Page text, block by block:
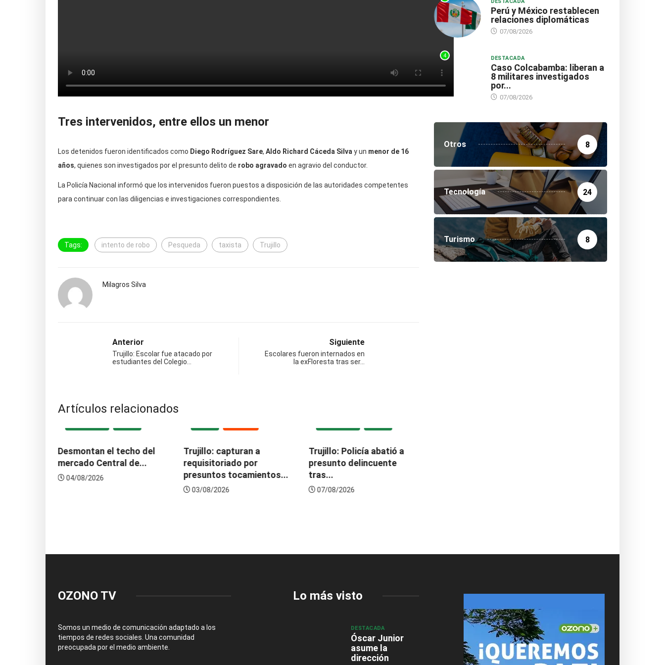
Tres intervenidos, entre ellos un menor
Los detenidos fueron identificados como Diego Rodríguez Sare, Aldo Richard Cáceda Silvay un menor de 16
años, quienes son investigados por el presunto delito de robo agravado en agravio del conductor.
La Policía Nacional informó que los intervenidos fueron puestos a disposición de las autoridades competentes
para continuar con las diligencias e investigaciones correspondientes.
Tags: intento de robo Pesqueda taxista Trujillo
Milagros Silva
Anterior
Trujillo: Escolar fue atacado por
estudiantes del Colegio…
Siguiente
Escolares fueron internados en
la exFloresta tras ser…
Artículos relacionados
Desmontan el techo del
mercado Central de...
04/08/2026
Trujillo: capturan a
requisitoriado por
presuntos tocamientos...
03/08/2026
Trujillo: Policía abatió a
presunto delincuente
tras...
07/08/2026
Perú y México restablecen
relaciones diplomáticas
07/08/2026
4 DESTACADA
Caso Colcabamba: liberan a
8 militares investigados
por...
07/08/2026
Otros 8
Tecnología 24
Turismo 8
OZONO TV
Somos un medio de comunicación adaptado a los
tiempos de redes sociales. Una comunidad
preocupada por el medio ambiente.
Lo más visto
DESTACADA
Óscar Junior
asume la
dirección